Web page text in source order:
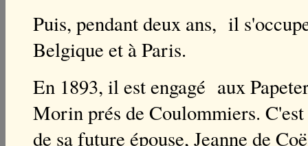
Puis, pendant deux ans, il
Belgique et à Paris.
En 1893, il est engagé aux
Morin prés de Coulommiers.
de sa future épouse, Jeanne de